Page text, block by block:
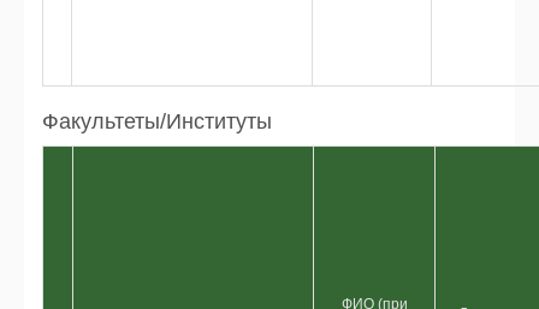
Факультеты/Институты
ФИО (при